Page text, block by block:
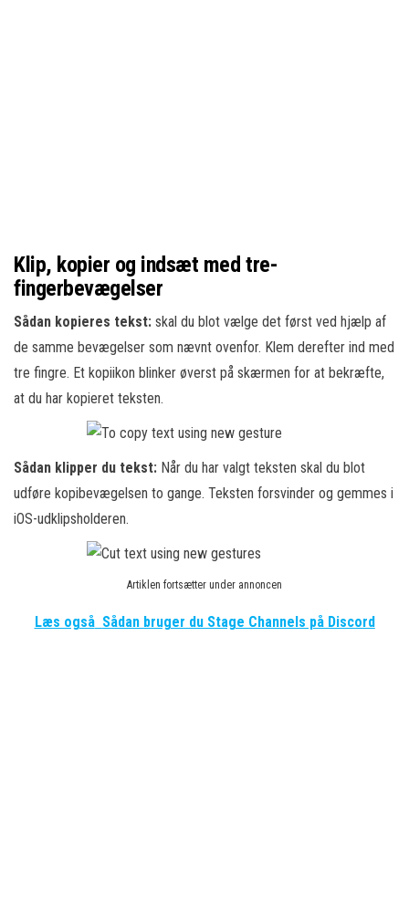
Klip, kopier og indsæt med tre-
fingerbevægelser
Sådan kopieres tekst: skal du blot vælge det først ved hjælp af
de samme bevægelser som nævnt ovenfor. Klem derefter ind med
tre fingre. Et kopiikon blinker øverst på skærmen for at bekræfte,
at du har kopieret teksten.
Sådan klipper du tekst: Når du har valgt teksten skal du blot
udføre kopibevægelsen to gange. Teksten forsvinder og gemmes i
iOS-udklipsholderen.
Artiklen fortsætter under annoncen
Læs også Sådan bruger du Stage Channels på Discord